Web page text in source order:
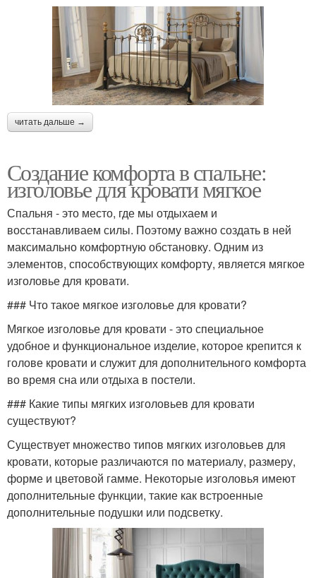
читать дальше →
Создание комфорта в спальне:
изголовье для кровати мягкое
Спальня - это место, где мы отдыхаем и
восстанавливаем силы. Поэтому важно создать в ней
максимально комфортную обстановку. Одним из
элементов, способствующих комфорту, является мягкое
изголовье для кровати.
### Что такое мягкое изголовье для кровати?
Мягкое изголовье для кровати - это специальное
удобное и функциональное изделие, которое крепится к
голове кровати и служит для дополнительного комфорта
во время сна или отдыха в постели.
### Какие типы мягких изголовьев для кровати
существуют?
Существует множество типов мягких изголовьев для
кровати, которые различаются по материалу, размеру,
форме и цветовой гамме. Некоторые изголовья имеют
дополнительные функции, такие как встроенные
дополнительные подушки или подсветку.